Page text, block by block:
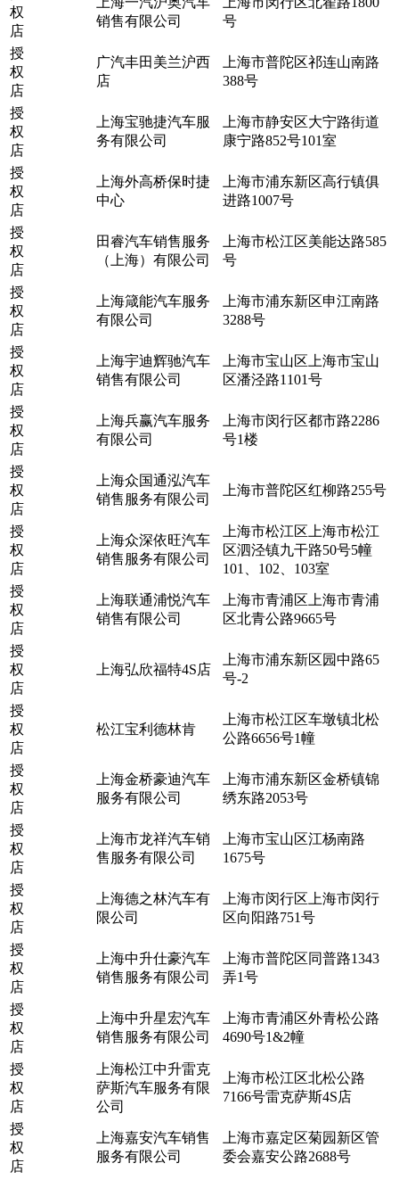
权
店
销售有限公司
号
授
权
店
广汽丰田美兰沪西
店
上海市普陀区祁连山南路
388号
授
权
店
上海宝驰捷汽车服
务有限公司
上海市静安区大宁路街道
康宁路852号101室
授
权
店
上海外高桥保时捷
中心
上海市浦东新区高行镇俱
进路1007号
授
权
店
田睿汽车销售服务
（上海）有限公司
上海市松江区美能达路585
号
授
权
店
上海箴能汽车服务
有限公司
上海市浦东新区申江南路
3288号
授
权
店
上海宇迪辉驰汽车
销售有限公司
上海市宝山区上海市宝山
区潘泾路1101号
授
权
店
上海兵赢汽车服务
有限公司
上海市闵行区都市路2286
号1楼
授
权
店
上海众国通泓汽车
销售服务有限公司
上海市普陀区红柳路255号
授
权
店
上海众深依旺汽车
销售服务有限公司
上海市松江区上海市松江
区泗泾镇九干路50号5幢
101、102、103室
授
权
店
上海联通浦悦汽车
销售有限公司
上海市青浦区上海市青浦
区北青公路9665号
授
权
店
上海弘欣福特4S店
上海市浦东新区园中路65
号-2
授
权
店
松江宝利德林肯
上海市松江区车墩镇北松
公路6656号1幢
授
权
店
上海金桥豪迪汽车
服务有限公司
上海市浦东新区金桥镇锦
绣东路2053号
授
权
店
上海市龙祥汽车销
售服务有限公司
上海市宝山区江杨南路
1675号
授
权
店
上海德之林汽车有
限公司
上海市闵行区上海市闵行
区向阳路751号
授
权
店
上海中升仕豪汽车
销售服务有限公司
上海市普陀区同普路1343
弄1号
授
权
店
上海中升星宏汽车
销售服务有限公司
上海市青浦区外青松公路
4690号1&2幢
授
权
店
上海松江中升雷克
萨斯汽车服务有限
公司
上海市松江区北松公路
7166号雷克萨斯4S店
授
权
店
上海嘉安汽车销售
服务有限公司
上海市嘉定区菊园新区管
委会嘉安公路2688号